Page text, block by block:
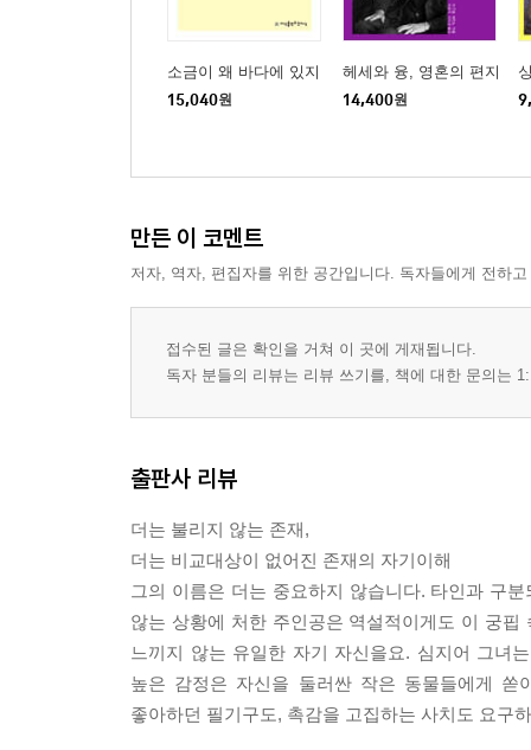
소금이 왜 바다에 있지
15,040원
헤세와 융, 영혼의 편지
14,400원
만든 이 코멘트
저자, 역자, 편집자를 위한 공간입니다. 독자들에게 전하
접수된 글은 확인을 거쳐 이 곳에 게재됩니다.
독자 분들의 리뷰는 리뷰 쓰기를, 책에 대한 문의는
출판사 리뷰
더는 불리지 않는 존재,
더는 비교대상이 없어진 존재의 자기이해
그의 이름은 더는 중요하지 않습니다. 타인과 구
않는 상황에 처한 주인공은 역설적이게도 이 궁
느끼지 않는 유일한 자기 자신을요. 심지어 그녀
높은 감정은 자신을 둘러싼 작은 동물들에게
좋아하던 필기구도, 촉감을 고집하는 사치도 요구